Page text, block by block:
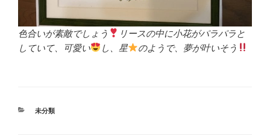
色合いが素敵でしょう
リースの中に小花がパラパラと
していて、可愛い
し、星 のようで、夢が叶いそう
カ
未分類